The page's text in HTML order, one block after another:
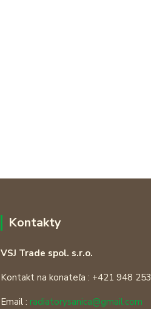
Kontakty
VSJ Trade spol. s.r.o.
Kontakt na konateľa : +421 948
Email : radiatorysanica@gmail.com